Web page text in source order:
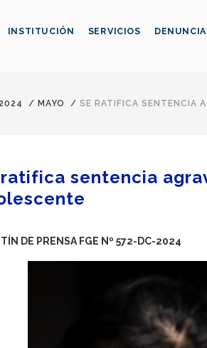
INSTITUCIÓN SERVICIOS
2024 / MAYO / SE RATIFICA SENTENCIA
sentencia
DE PRENSA FGE Nº 572-DC-2024